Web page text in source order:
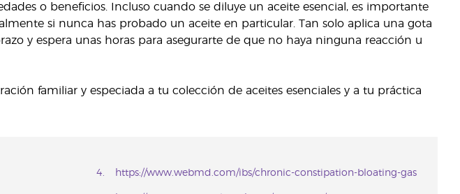
o beneficios. Incluso cuando se diluye un aceite esencial, es importante
si nunca has probado un aceite en particular. Tan solo aplica una gota
y espera unas horas para asegurarte de que no haya ninguna reacción u
familiar y especiada a tu colección de aceites esenciales y a tu práctica
https://www.webmd.com/ibs/chronic-constipation-bloating-gas